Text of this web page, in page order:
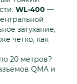
WL-400 —
затухание,
четко, как
20 метров?
QMA и